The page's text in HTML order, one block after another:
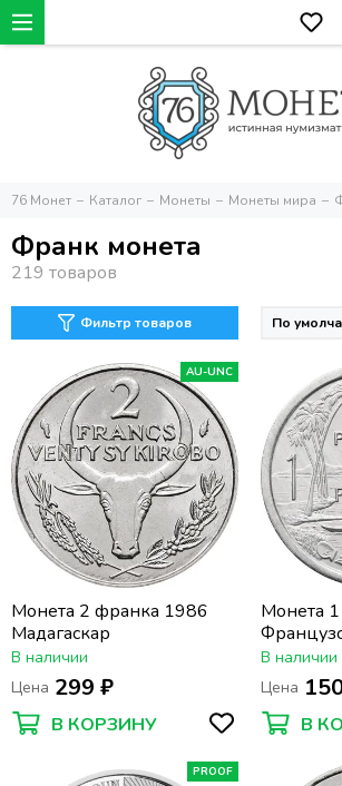
76 Монет Каталог Монеты Монеты мира
Франк монета
Фильтр товаров
AU-UNC
Монета 2 франка 1986
Мадагаскар
В наличии
Цена 299 ₽
В КОРЗИНУ
Монета
В наличии
Цена
В
PROOF